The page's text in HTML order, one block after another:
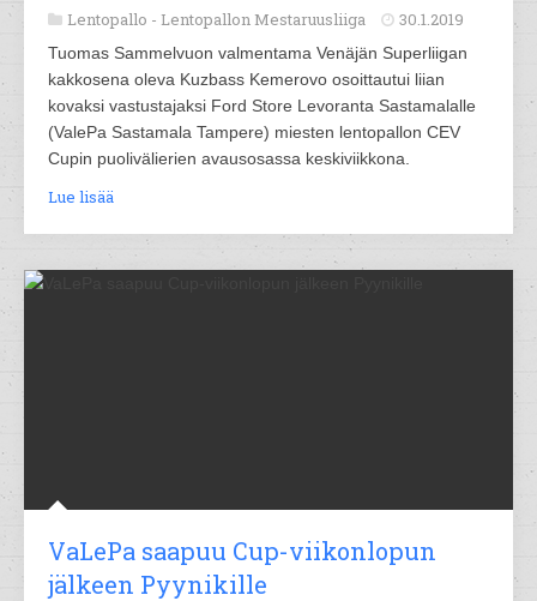
Lentopallo - Lentopallon Mestaruusliiga 30.1.2019
Tuomas Sammelvuon valmentama Venäjän Superliigan
kakkosena oleva Kuzbass Kemerovo osoittautui liian
kovaksi vastustajaksi Ford Store Levoranta Sastamalalle
(ValePa Sastamala Tampere) miesten lentopallon CEV
Cupin puolivälierien avausosassa keskiviikkona.
Lue lisää
VaLePa saapuu Cup-viikonlopun
jälkeen Pyynikille